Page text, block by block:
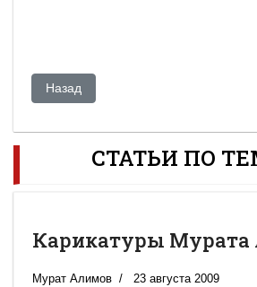
Предыдущий: Астанинские тайны:
Назад
СТАТЬИ ПО
Карикатуры Мурата
Мурат Алимов 23 августа 2009